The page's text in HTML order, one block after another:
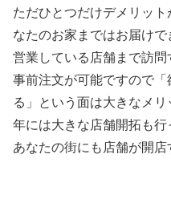
ただひとつだけデメリッ
なたのお家まではお届け
営業している店舗まで訪問
事前注文が可能ですので
る」という面は大きなメ
年には大きな店舗開拓も行
あなたの街にも店舗が開店